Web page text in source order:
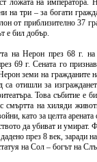
ложата на императора.
на три – за богати
от приблизително 37
е бил добър.
на Нерон през 68 г. на
69 г. Сената го
земи на гражданите
отишли за
Това събитие е
смъртта на хиляди
като за целта
да убиват и
през 8 век, заради
на Сол – богът на